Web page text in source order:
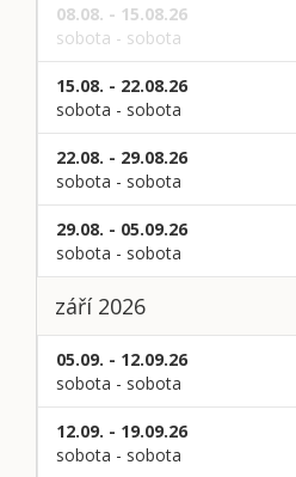
08.08. - 15.08.26
sobota - sobota
15.08. - 22.08.26
sobota - sobota
22.08. - 29.08.26
sobota - sobota
29.08. - 05.09.26
sobota - sobota
září 2026
05.09. - 12.09.26
sobota - sobota
12.09. - 19.09.26
sobota - sobota